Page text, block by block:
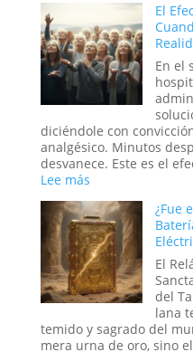
Otro
Mundo:
El
Secreto
no
Confesado
del
Dominio
Militar
Estadounidense
El
En el
diciéndole con
analgésico. Minutos
desvanece. Este es el
Lee más:
Efecto
Placebo
en
Masa:
Cuando
la
Fe
Colectiva
Moldea
¿Fue
El
del
lana
temido y sagrado del
mera urna de oro, sino